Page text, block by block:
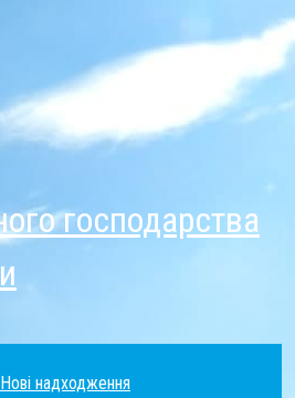
господарства
Нові надходження